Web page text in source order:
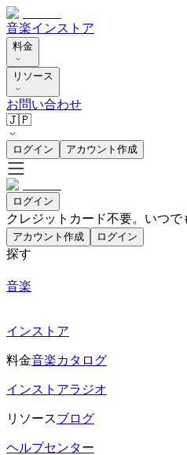
音楽インストア
料金
リソース
お問い合わせ
🇯🇵
ログイン アカウント作成
ログイン
クレジットカード不要。いつで
アカウント作成 ログイン
探す
音楽
インストア
料金音楽カタログ
インストアラジオ
リソースブログ
ヘルプセンター